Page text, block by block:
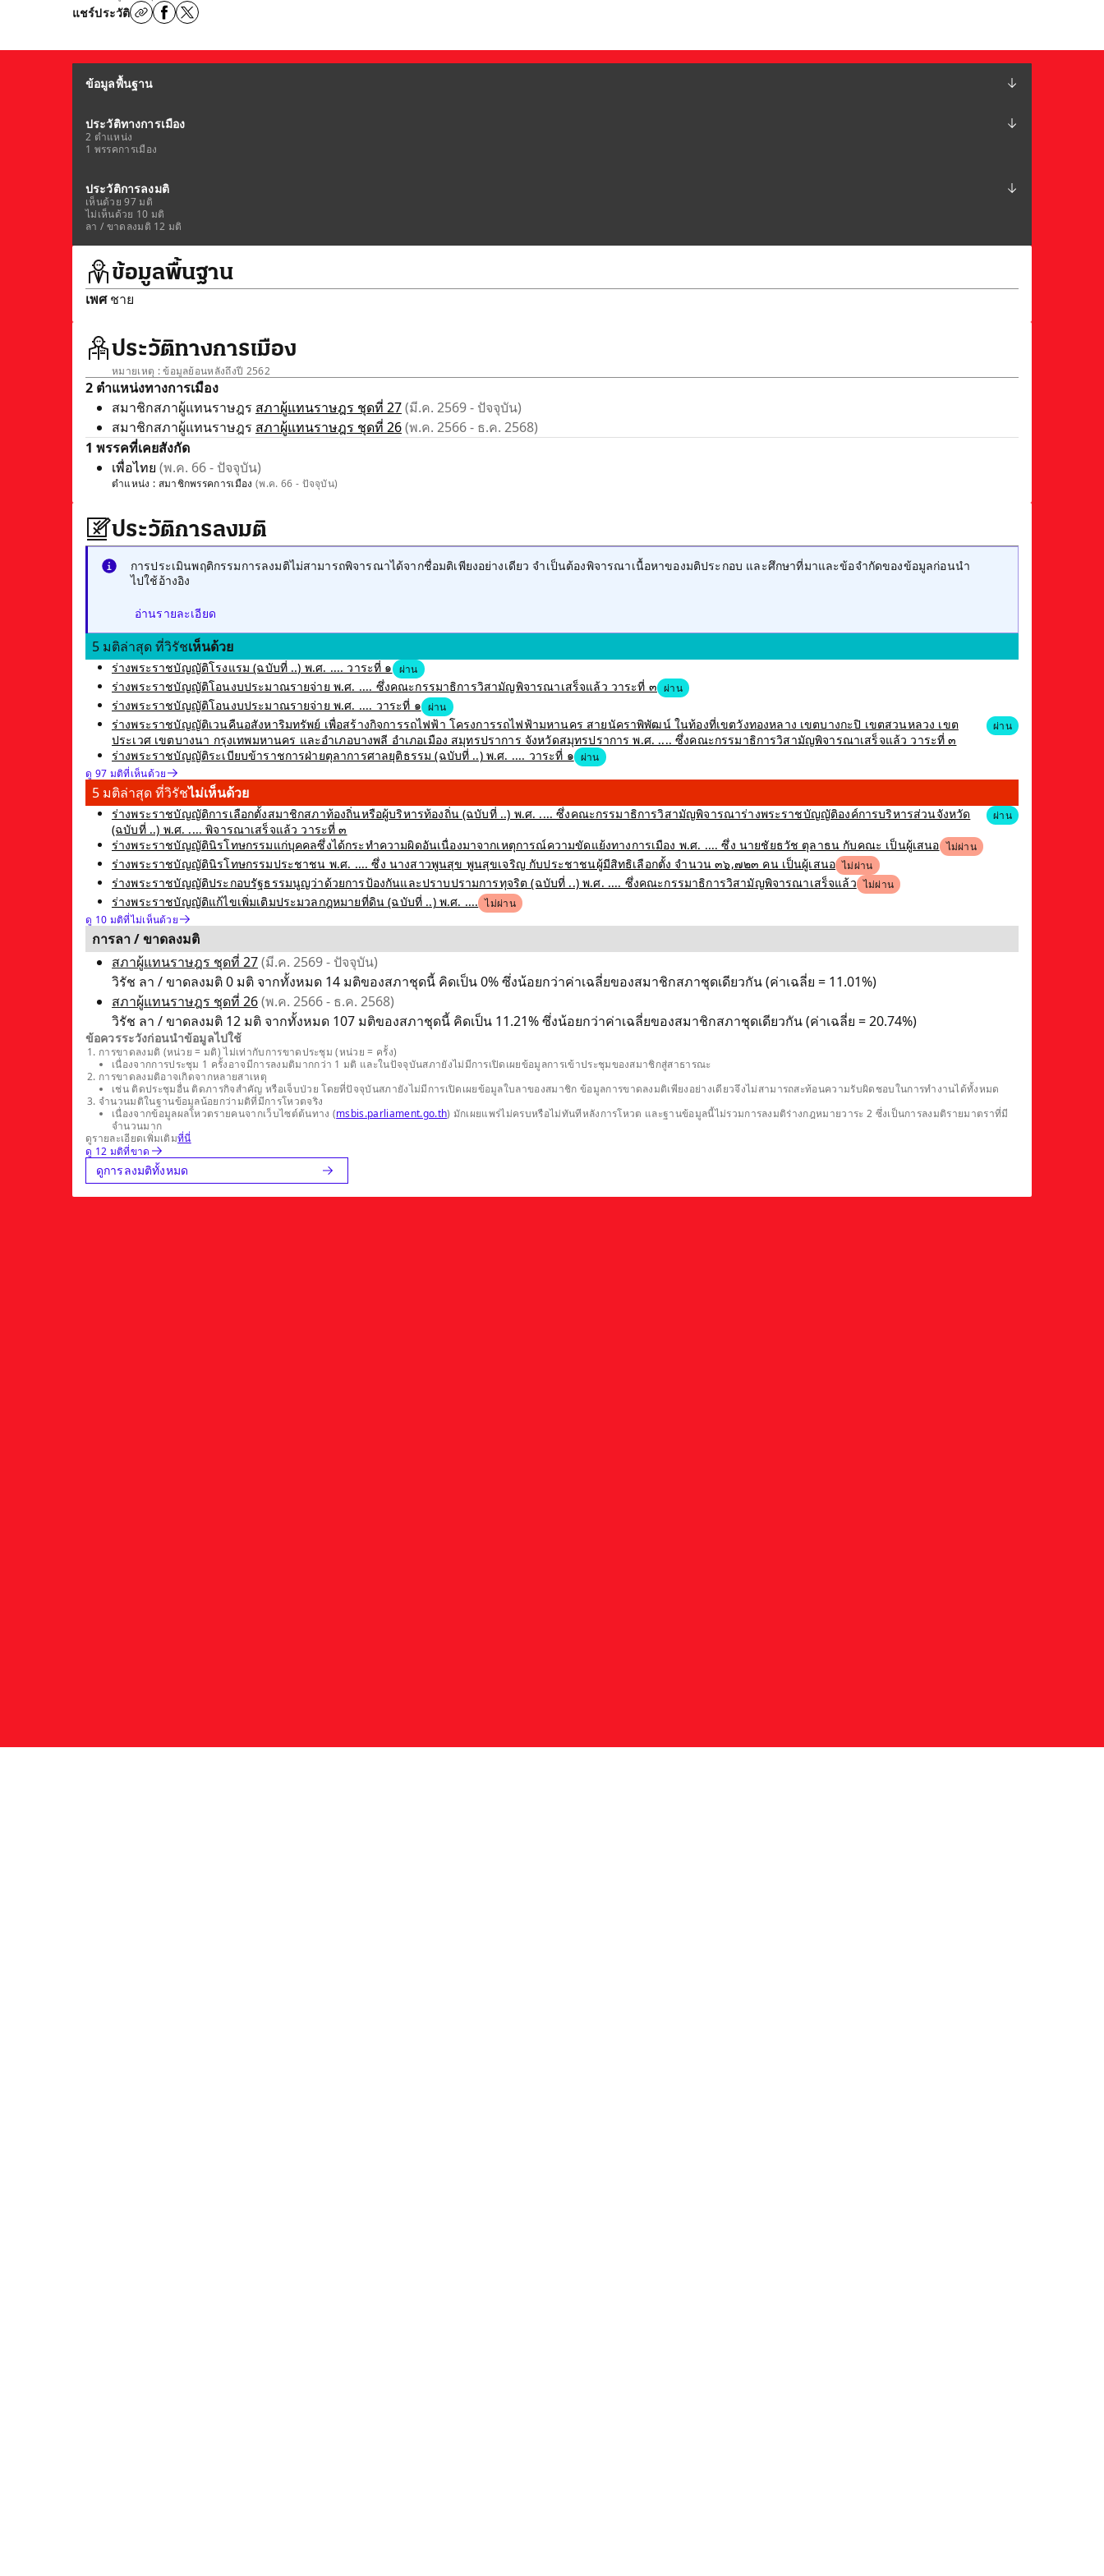
แชร์ประวัติ
ข้อมูลพื้นฐาน
ประวัติทางการเมือง
2 ตำแหน่ง
1 พรรคการเมือง
ประวัติการลงมติ
เห็นด้วย 97 มติ
ไม่เห็นด้วย 10 มติ
ลา / ขาดลงมติ 12 มติ
ข้อมูลพื้นฐาน
เพศชาย
ประวัติทางการเมือง
หมายเหตุ : ข้อมูลย้อนหลังถึงปี 2562
2 ตำแหน่งทางการเมือง
สมาชิกสภาผู้แทนราษฎร สภาผู้แทนราษฎร ชุดที่ 27(มี.ค. 2569 - ปัจจุบัน)
สมาชิกสภาผู้แทนราษฎร สภาผู้แทนราษฎร ชุดที่ 26(พ.ค. 2566 - ธ.ค. 2568)
1 พรรคที่เคยสังกัด
เพื่อไทย (พ.ค. 66 - ปัจจุบัน)
ตำแหน่ง : สมาชิกพรรคการเมือง(พ.ค. 66 - ปัจจุบัน)
ประวัติการลงมติ
การประเมินพฤติกรรมการลงมติไม่สามารถพิจารณาได้จากชื่อมติเพียงอย่างเดียว จำเป็นต้องพิจารณาเนื้อหาของมติประกอบ และศึกษาที่มาและข้อจำกัดของข้อมูลก่อนนำ
ไปใช้อ้างอิง
อ่านรายละเอียด
5 มติล่าสุด ที่วิรัชเห็นด้วย
ร่างพระราชบัญญัติโรงแรม (ฉบับที่ ..) พ.ศ. .... วาระที่ ๑ ผ่าน
ร่างพระราชบัญญัติโอนงบประมาณรายจ่าย พ.ศ. .... ซึ่งคณะกรรมาธิการวิสามัญพิจารณาเสร็จแล้ว วาระที่ ๓ ผ่าน
ร่างพระราชบัญญัติโอนงบประมาณรายจ่าย พ.ศ. .... วาระที่ ๑ ผ่าน
ร่างพระราชบัญญัติเวนคืนอสังหาริมทรัพย์ เพื่อสร้างกิจการรถไฟฟ้า โครงการรถไฟฟ้ามหานคร สายนัคราพิพัฒน์ ในท้องที่เขตวังทองหลาง เขตบางกะปิ เขตสวนหลวง เขต
ประเวศ เขตบางนา กรุงเทพมหานคร และอำเภอบางพลี อำเภอเมือง สมุทรปราการ จังหวัดสมุทรปราการ พ.ศ. .... ซึ่งคณะกรรมาธิการวิสามัญพิจารณาเสร็จแล้ว วาระที่ ๓
ผ่าน
ร่างพระราชบัญญัติระเบียบข้าราชการฝ่ายตุลาการศาลยุติธรรม (ฉบับที่ ..) พ.ศ. .... วาระที่ ๑ ผ่าน
ดู 97 มติที่เห็นด้วย
5 มติล่าสุด ที่วิรัชไม่เห็นด้วย
ร่างพระราชบัญญัติการเลือกตั้งสมาชิกสภาท้องถิ่นหรือผู้บริหารท้องถิ่น (ฉบับที่ ..) พ.ศ. .... ซึ่งคณะกรรมาธิการวิสามัญพิจารณาร่างพระราชบัญญัติองค์การบริหารส่วนจังหวัด
(ฉบับที่ ..) พ.ศ. .... พิจารณาเสร็จแล้ว วาระที่ ๓
ผ่าน
ร่างพระราชบัญญัตินิรโทษกรรมแก่บุคคลซึ่งได้กระทำความผิดอันเนื่องมาจากเหตุการณ์ความขัดแย้งทางการเมือง พ.ศ. .... ซึ่ง นายชัยธวัช ตุลาธน กับคณะ เป็นผู้เสนอ ไม่ผ่าน
ร่างพระราชบัญญัตินิรโทษกรรมประชาชน พ.ศ. .... ซึ่ง นางสาวพูนสุข พูนสุขเจริญ กับประชาชนผู้มีสิทธิเลือกตั้ง จำนวน ๓๖,๗๒๓ คน เป็นผู้เสนอ ไม่ผ่าน
ร่างพระราชบัญญัติประกอบรัฐธรรมนูญว่าด้วยการป้องกันและปราบปรามการทุจริต (ฉบับที่ ..) พ.ศ. .... ซึ่งคณะกรรมาธิการวิสามัญพิจารณาเสร็จแล้ว ไม่ผ่าน
ร่างพระราชบัญญัติแก้ไขเพิ่มเติมประมวลกฎหมายที่ดิน (ฉบับที่ ..) พ.ศ. .... ไม่ผ่าน
ดู 10 มติที่ไม่เห็นด้วย
การลา / ขาดลงมติ
สภาผู้แทนราษฎร ชุดที่ 27(มี.ค. 2569 - ปัจจุบัน)
วิรัช ลา / ขาดลงมติ 0 มติ จากทั้งหมด 14 มติของสภาชุดนี้ คิดเป็น 0% ซึ่งน้อยกว่าค่าเฉลี่ยของสมาชิกสภาชุดเดียวกัน (ค่าเฉลี่ย = 11.01%)
สภาผู้แทนราษฎร ชุดที่ 26(พ.ค. 2566 - ธ.ค. 2568)
วิรัช ลา / ขาดลงมติ 12 มติ จากทั้งหมด 107 มติของสภาชุดนี้ คิดเป็น 11.21% ซึ่งน้อยกว่าค่าเฉลี่ยของสมาชิกสภาชุดเดียวกัน (ค่าเฉลี่ย = 20.74%)
ข้อควรระวังก่อนนำข้อมูลไปใช้
การขาดลงมติ (หน่วย = มติ) ไม่เท่ากับการขาดประชุม (หน่วย = ครั้ง)
เนื่องจากการประชุม 1 ครั้งอาจมีการลงมติมากกว่า 1 มติ และในปัจจุบันสภายังไม่มีการเปิดเผยข้อมูลการเข้าประชุมของสมาชิกสู่สาธารณะ
การขาดลงมติอาจเกิดจากหลายสาเหตุ
เช่น ติดประชุมอื่น ติดภารกิจสำคัญ หรือเจ็บป่วย โดยที่ปัจจุบันสภายังไม่มีการเปิดเผยข้อมูลใบลาของสมาชิก ข้อมูลการขาดลงมติเพียงอย่างเดียวจึงไม่สามารถสะท้อนความรับผิดชอบในการทำงานได้ทั้งหมด
จำนวนมติในฐานข้อมูลน้อยกว่ามติที่มีการโหวตจริง
เนื่องจากข้อมูลผลโหวตรายคนจากเว็บไซต์ต้นทาง (msbis.parliament.go.th) มักเผยแพร่ไม่ครบหรือไม่ทันทีหลังการโหวต และฐานข้อมูลนี้ไม่รวมการลงมติร่างกฎหมายวาระ 2 ซึ่งเป็นการลงมติรายมาตราที่มี
จำนวนมาก
ดูรายละเอียดเพิ่มเติมที่นี่
ดู 12 มติที่ขาด
ดูการลงมติทั้งหมด